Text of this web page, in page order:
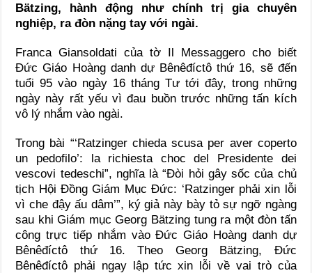
Bätzing, hành động như chính trị gia chuyên
nghiệp, ra đòn nặng tay với ngài.
Franca Giansoldati của tờ Il Messaggero cho biết
Đức Giáo Hoàng danh dự Bênêđíctô thứ 16, sẽ đến
tuổi 95 vào ngày 16 tháng Tư tới đây, trong những
ngày này rất yếu vì đau buồn trước những tấn kích
vô lý nhắm vào ngài.
Trong bài “‘Ratzinger chieda scusa per aver coperto
un pedofilo’: la richiesta choc del Presidente dei
vescovi tedeschi”, nghĩa là “Đòi hỏi gây sốc của chủ
tịch Hội Đồng Giám Mục Đức: ‘Ratzinger phải xin lỗi
vì che đậy ấu dâm’”, ký giả này bày tỏ sự ngỡ ngàng
sau khi Giám mục Georg Bätzing tung ra một đòn tấn
công trực tiếp nhắm vào Đức Giáo Hoàng danh dự
Bênêđíctô thứ 16. Theo Georg Bätzing, Đức
Bênêđíctô phải ngay lập tức xin lỗi về vai trò của